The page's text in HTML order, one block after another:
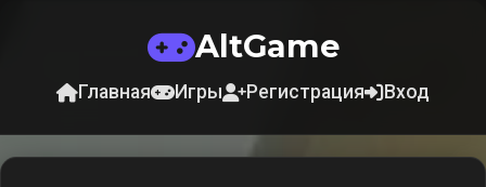
AltGame
Главная Игры Регистрация Вход